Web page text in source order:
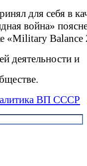
для себя в
война»
«Military Balance
деятельности и
ВП СССР